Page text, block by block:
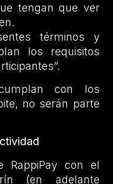
tengan que ver
términos y
los requisitos
con los
no serán parte
RappiPay con el
(en adelante